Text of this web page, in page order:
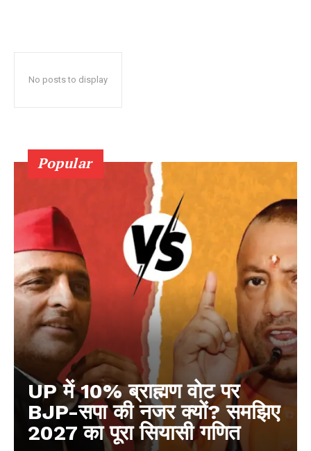
No posts to display
Popular
UP में 10% ब्राह्मण वोट पर
BJP-सपा की नजर क्यों? समझिए
2027 का पूरा सियासी गणित